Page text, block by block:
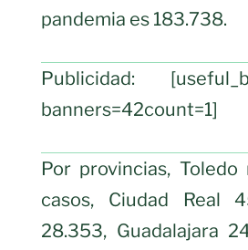
pandemia es 183.738.
Publicidad:
banners=42count=1]
Por provincias,
casos, Ciudad Real
28.353, Guadalajara